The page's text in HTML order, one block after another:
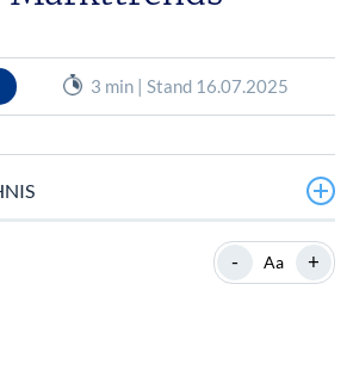
3 min | Stand 16.07.2025
an Kryptowährungen
- Aa +